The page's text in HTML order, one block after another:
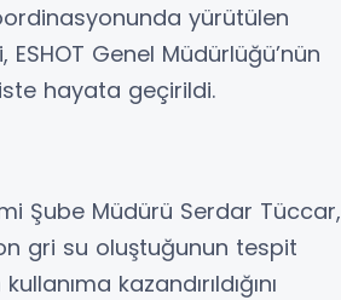
yürütülen
Genel Müdürlüğü’nün
hayata geçirildi.
Şube Müdürü Serdar Tüccar,
gri su oluştuğunun tespit
kazandırıldığını